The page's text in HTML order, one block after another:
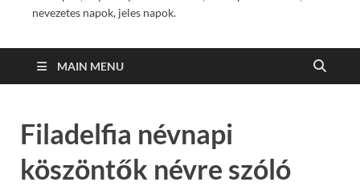
nevezetes napok, jeles napok.
MAIN MENU
Filadelfia névnapi
köszöntők névre szóló